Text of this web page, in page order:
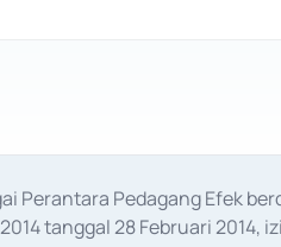
Perantara Pedagang Efek
tanggal 28 Februari